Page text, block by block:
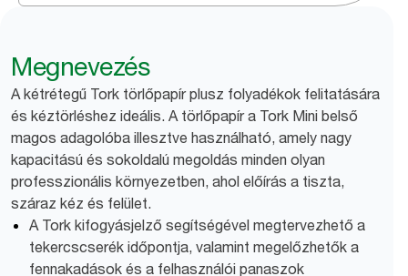
Megnevezés
A kétrétegű Tork törlőpapír plusz folyadékok felitatására
és kéztörléshez ideális. A törlőpapír a Tork Mini belső
magos adagolóba illesztve használható, amely nagy
kapacitású és sokoldalú megoldás minden olyan
professzionális környezetben, ahol előírás a tiszta,
száraz kéz és felület.
A Tork kifogyásjelző segítségével megtervezhető a
tekercscserék időpontja, valamint megelőzhetők a
fennakadások és a felhasználói panaszok